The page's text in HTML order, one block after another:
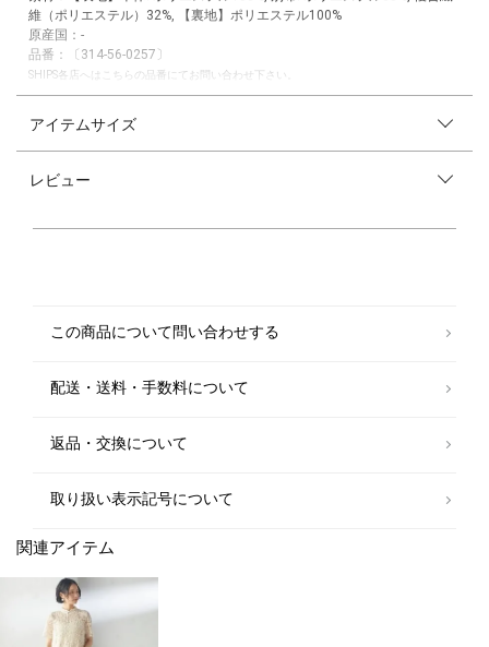
維（ポリエステル）32%, 【裏地】ポリエステル100%
原産国：-
品番：〔314-56-0257〕
SHIPS各店へはこちらの品番にてお問い合わせ下さい。
ザインに仕上げました。
一着です。
入学式・卒業式などのセレモニーや七五三などの装いとしても最適。
喪服としてもご使用いただけるフォーマルブラック素材を採用。
華美になりすぎないくるみボタンを使用し、落ち着いた印象に仕上げまし
た。
■おすすめシーン
・結婚式やお食事会の華やぎシーン、謝恩会や同窓会などのパーティシー
アイテムサイズ
レビュー
この商品について問い合わせする
配送・送料・手数料について
返品・交換について
取り扱い表示記号について
関連アイテム